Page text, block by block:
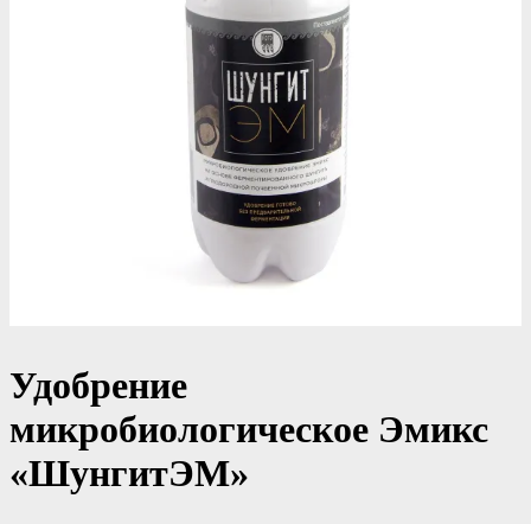
Удобрение
микробиологическое Эмикс
«ШунгитЭМ»